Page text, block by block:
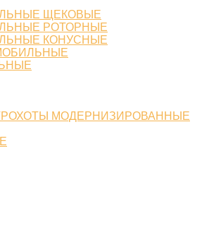
ЩЕКОВЫЕ
РОТОРНЫЕ
КОНУСНЫЕ
МОДЕРНИЗИРОВАННЫЕ